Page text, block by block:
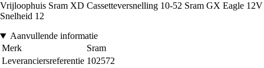
Vrijloophuis Sram XD Cassetteversnelling 10-52 Sram GX Eagle 12V
Snelheid 12
Aanvullende informatie
Merk
Sram
Leveranciersreferentie 102572